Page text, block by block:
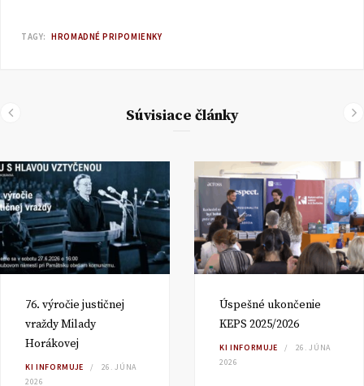
TAGY: HROMADNÉ PRIPOMIENKY
Súvisiace články
76. výročie justičnej
vraždy Milady
Horákovej
KI INFORMUJE
26. JÚNA
2026
Úspešné ukončenie
KEPS 2025/2026
KI INFORMUJE
26. JÚNA
2026